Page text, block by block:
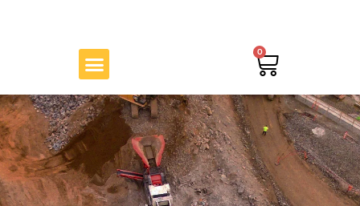
Menu 0
Cart